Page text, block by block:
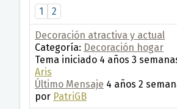
1
2
Decoración atractiva y actual
Categoría: Decoración hogar
Tema iniciado 4 años 3
Aris
Último Mensaje 4 años 2
por PatriGB